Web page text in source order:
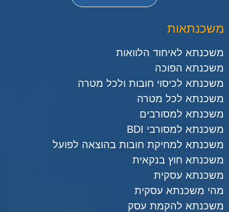
משכנתאות
משכנתא לאיחוד הלוואות
משכנתא הפוכה
משכנתא לכיסוי חובות ולכל מטרה
משכנתא לכל מטרה
משכנתא למסורבים
משכנתא למסורבי BDI
משכנתא למחיקת חובות בהוצאה לפועל
משכנתא חוץ בנקאית
משכנתא עסקית
מהי משכנתא עסקית
משכנתא להקמת עסק